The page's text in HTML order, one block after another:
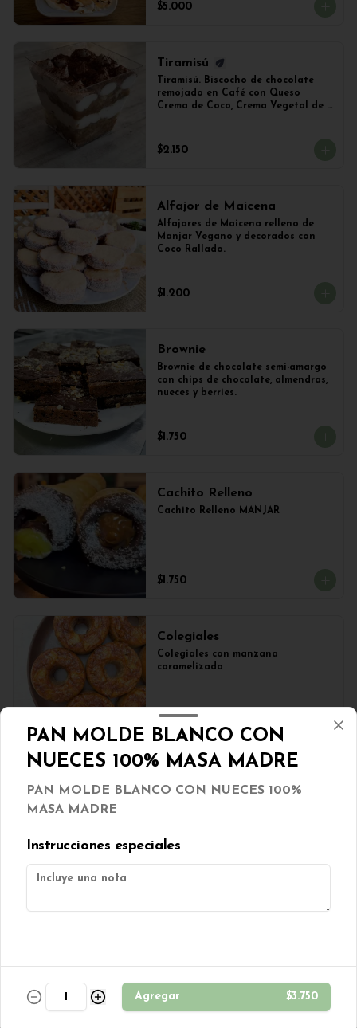
$5.000
Tiramisú
Tiramisú. Biscocho de chocolate
remojado en Café con Queso
Crema de Coco, Crema Vegetal de
$2.150
Alfajor de Maicena
Alfajores de Maicena relleno de
Manjar Vegano y decorados con
Coco Rallado.
$1.200
Brownie
Brownie de chocolate semi-amargo
con chips de chocolate, almendras,
nueces y berries.
$1.750
Cachito Relleno
Cachito Relleno MANJAR
$1.750
Colegiales
Colegiales con manzana
caramelizada
$1.250
$2.500
$850
PAN MOLDE BLANCO CON
NUECES 100% MASA MADRE
PAN MOLDE BLANCO CON NUECES 100%
MASA MADRE
Instrucciones especiales
Agregar $3.750